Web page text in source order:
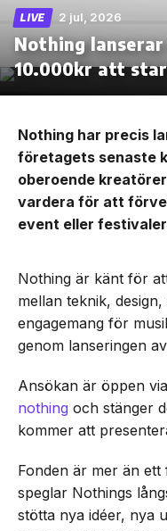
LIVE 2 jul, 2026
Nothing
10.000kr att
Nothing har precis
företagets senaste
oberoende
vardera för att
event eller
Nothing är känt för
mellan teknik,
engagemang för
genom lanseringen
Ansökan är öppen via
nothing och stänger
kommer att
Fonden är mer än ett
speglar Nothings
stötta nya idéer, nya